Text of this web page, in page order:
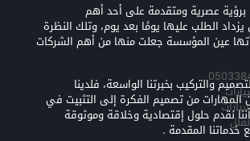
برؤية عصرية ومتقدمة على أحد أهم
الطلب عليها يومًا بعد يوم، وتلك النظرة
عين المؤسسة جعلت منها من أهم الشركات
والتركيب بخبرتنا الواسعة، فلدينا
المهارات من تصميم الفكرة إلى التثبيت في
نقدم حلول إقتصادية وخلاقة وموثوقة
خدماتنا المقدمة .